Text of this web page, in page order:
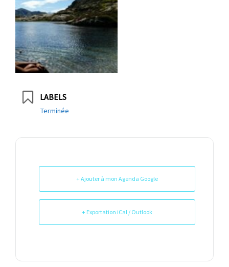
LABELS
Terminée
+ Ajouter à mon Agenda Google
+ Exportation iCal / Outlook